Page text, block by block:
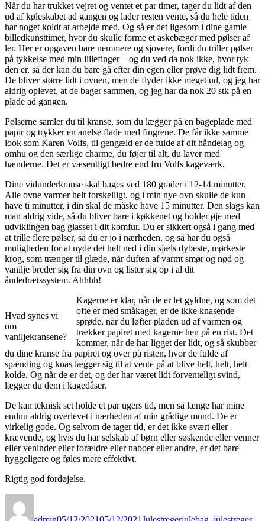
Når du har trukket vejret og ventet et par timer, tager du lidt af den
ud af køleskabet ad gangen og lader resten vente, så du hele tiden
har noget koldt at arbejde med. Og så er det ligesom i dine gamle
billedkunsttimer, hvor du skulle forme et askebæger med pølser af
ler. Her er opgaven bare nemmere og sjovere, fordi du triller pølser
på tykkelse med min lillefinger – og du ved da nok ikke, hvor tyk
den er, så der kan du bare gå efter din egen eller prøve dig lidt frem.
De bliver større lidt i ovnen, men de flyder ikke meget ud, og jeg har
aldrig oplevet, at de bager sammen, og jeg har da nok 20 stk på en
plade ad gangen.
Pølserne samler du til kranse, som du lægger på en bageplade med
papir og trykker en anelse flade med fingrene. De får ikke samme
look som Karen Volfs, til gengæld er de fulde af dit håndelag og
omhu og den særlige charme, du føjer til alt, du laver med
hænderne. Det er væsentligt bedre end fru Volfs kageværk.
Dine vidunderkranse skal bages ved 180 grader i 12-14 minutter.
Alle ovne varmer helt forskelligt, og i min nye ovn skulle de kun
have ti minutter, i din skal de måske have 15 minutter. Den slags kan
man aldrig vide, så du bliver bare i køkkenet og holder øje med
udviklingen bag glasset i dit komfur. Du er sikkert også i gang med
at trille flere pølser, så du er jo i nærheden, og så har du også
muligheden for at nyde det helt ned i din sjæls dybeste, mørkeste
krog, som trænger til glæde, når duften af varmt smør og nød og
vanilje breder sig fra din ovn og lister sig op i al dit
åndedrætssystem. Ahhhh!
Hvad synes vi
om
vaniljekransene?
Kagerne er klar, når de er let gyldne, og som det
ofte er med småkager, er de ikke knasende
sprøde, når du løfter pladen ud af varmen og
trækker papiret med kagerne hen på en rist. Det
kommer, når de har ligget der lidt, og så skubber
du dine kranse fra papiret og over på risten, hvor de fulde af
spænding og knas lægger sig til at vente på at blive helt, helt, helt
kolde. Og når de er det, og der har været lidt forventeligt svind,
lægger du dem i kagedåser.
De kan teknisk set holde et par ugers tid, men så længe har mine
endnu aldrig overlevet i nærheden af min grådige mund. De er
virkelig gode. Og selvom de tager tid, er det ikke svært eller
krævende, og hvis du har selskab af børn eller søskende eller venner
eller veninder eller forældre eller naboer eller andre, er det bare
hyggeligere og føles mere effektivt.
Rigtig god fordøjelse.